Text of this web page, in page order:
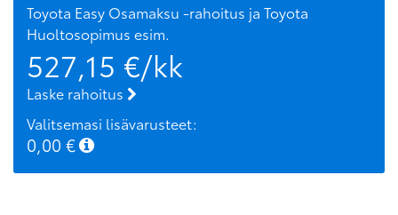
Toyota Easy Osamaksu -rahoitus ja Toyota
Huoltosopimus esim.
527,15 €/kk
Laske rahoitus
Valitsemasi lisävarusteet:
0,00 €